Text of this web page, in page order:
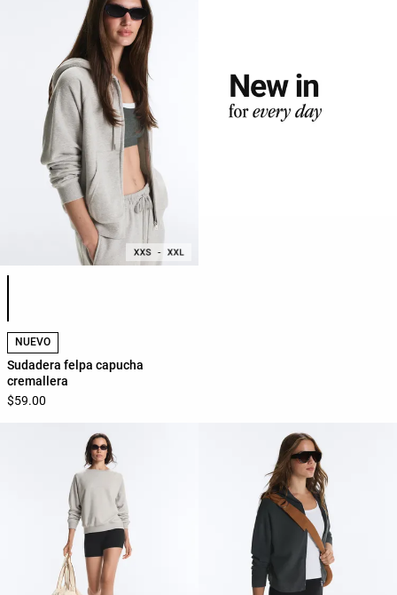
Lista de colores del producto
NUEVO
Sudadera felpa capucha
cremallera
$59.00